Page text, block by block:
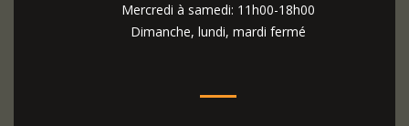
Mercredi à samedi: 11h00-18h00
Dimanche, lundi, mardi fermé